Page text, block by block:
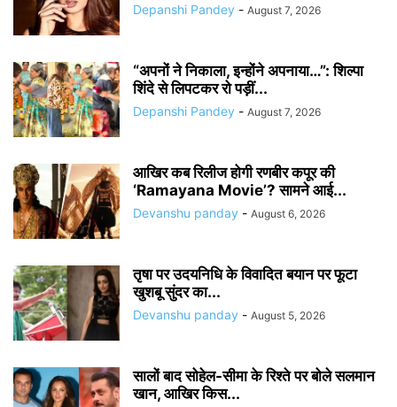
Depanshi Pandey - August 7, 2026
“अपनों ने निकाला, इन्होंने अपनाया…”: शिल्पा
शिंदे से लिपटकर रो पड़ीं...
Depanshi Pandey - August 7, 2026
आखिर कब रिलीज होगी रणबीर कपूर की
‘Ramayana Movie’? सामने आई...
Devanshu panday - August 6, 2026
तृषा पर उदयनिधि के विवादित बयान पर फूटा
खुशबू सुंदर का...
Devanshu panday - August 5, 2026
सालों बाद सोहेल-सीमा के रिश्ते पर बोले सलमान
खान, आखिर किस...